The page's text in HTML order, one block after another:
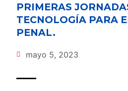
PRIMERAS
TECNOLOGÍA PARA
PENAL.
mayo 5, 2023